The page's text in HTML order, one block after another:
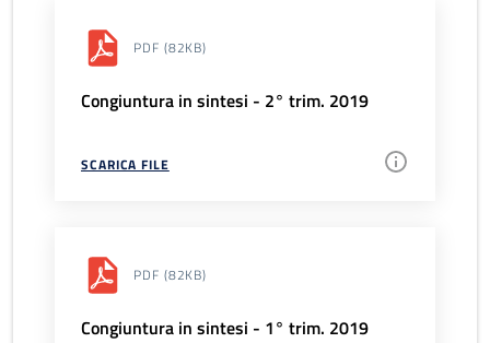
PDF (82KB)
Congiuntura in sintesi - 2° trim. 2019
SCARICA FILE
PDF (82KB)
Congiuntura in sintesi - 1° trim. 2019